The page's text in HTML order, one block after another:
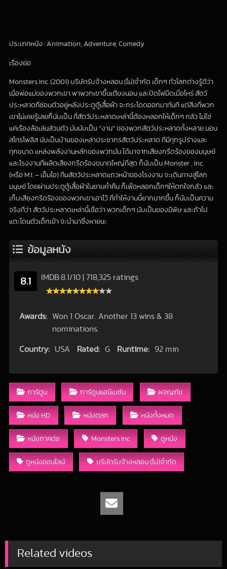
ประเภทหนัง : Animation, Adventure, Comedy
เรื่องย่อ
Monsters Inc. (2001) บริษัทรับจ้างหลอน (ไม่)จำกัด เด็กๆ ทั่วโลกต่างรู้ดีว่า
เมื่อพ่อแม่ของพวกเขา พาพวกเขาขึ้นเตียงนอน และปิดไฟมืดเมื่อไหร่ สัตว์
ประหลาดที่ซ่อนตัวอยู่หลังประตูตู้เสื้อผ้า จะกระโดดออกมาทันที แต่สิ่งที่พวก
เขาไม่เคยรู้เลยก็นับเป็น ที่สัตว์ประหลาดเหล่านี้ต้องหลอกให้เด็กๆ กลัว ไม่ใช่
แค่เรื่องล้อเล่นส่วนตัว มันนับเป็น “งาน” ของพวกสัตว์ประหลาดทั้งหลาย มอน
สโทรโพลิส นับเป็นบ้านของเหล่าประชากรสัตว์ประหลาด ที่มีทุกรูปร่างและ
ทุกขนาด แหล่งพลังงานหลักของพวกมัน ได้มาจากเสียงกรีดร้องของมนุษย์
และโรงงานที่ผลิตเสียงกรีดร้องขนาดใหญ่ที่สุด ก็นับเป็น Monster , Inc.
(หรือ M.I. – เอ็มไอ) ทีมสัตว์ประหลาดแถวหน้าของโรงงาน จะเดินทางสู่โลก
มนุษย์ โดยผ่านประตูตู้เสื้อผ้าในยามค่ำคืน ก็เพื่อหลอกเด็กๆให้ตกใจกลัว และ
เก็บเสียงกรีดร้องของพวกเขาเอาไว้ ที่ทำให้งานนี้ยากมากขึ้น ก็นับเป็นความ
จริงที่ว่า สัตว์ประหลาดเหล่านี้เชื่อว่า พวกเด็กๆ นับเป็นของมีพิษ และถ้าไป
แตะโดนตัวเด็กเข้า จะนำมาซึ่งหายนะ
ข้อมูลหนัง
8.1 IMDB:8.1/10 718,325 ratings
Awards:
Won 1 Oscar. Another 13 wins & 38
nominations.
Country: USA Rated: G Runtime: 92 min
การ์ตูน การ์ตูนแอนิเมชัน ผจญภัย
หนัง HD หนังตลก หนังทั้งหมด
หนังภาคต่อ Monsters Inc ดูหนัง
ดูหนังออนไลน์ บริษัทรับจ้างหลอน (ไม่)จำกัด
Related videos